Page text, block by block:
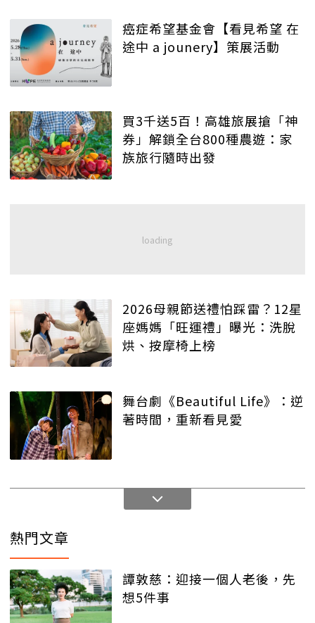
癌症希望基金會【看見希望 在
途中 a jounery】策展活動
買3千送5百！高雄旅展搶「神
券」解鎖全台800種農遊：家
族旅行隨時出發
2026母親節送禮怕踩雷？12星
座媽媽「旺運禮」曝光：洗脫
烘、按摩椅上榜
舞台劇《Beautiful Life》：逆
著時間，重新看見愛
熱門文章
譚敦慈：迎接一個人老後，先
想5件事